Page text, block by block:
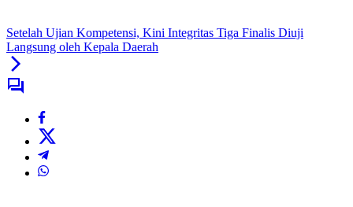
Setelah Ujian Kompetensi, Kini Integritas Tiga Finalis Diuji
Langsung oleh Kepala Daerah